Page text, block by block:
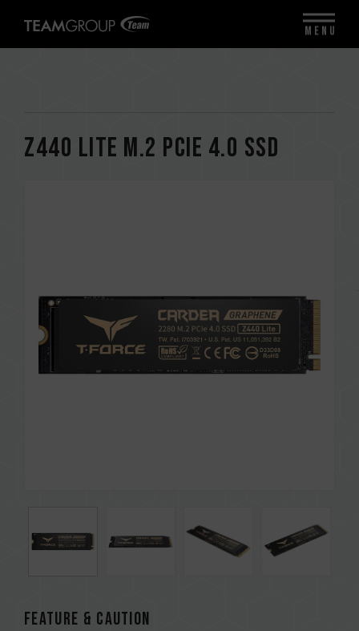
Z440 Lite M.2 PCIe 4.0 SSD
FEATURE & CAUTION
MENU